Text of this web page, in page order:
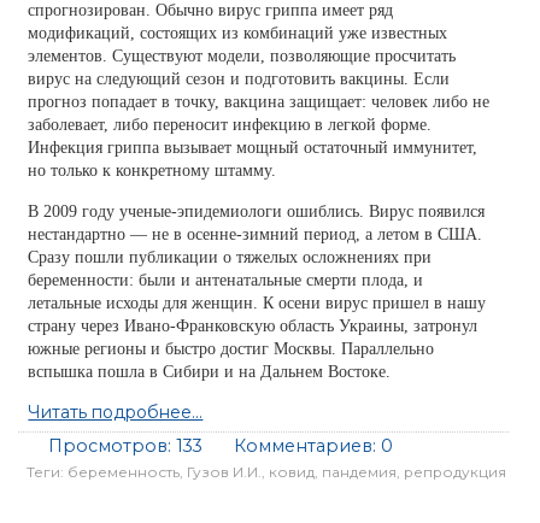
спрогнозирован. Обычно вирус гриппа имеет ряд
модификаций, состоящих из комбинаций уже известных
элементов. Существуют модели, позволяющие просчитать
вирус на следующий сезон и подготовить вакцины. Если
прогноз попадает в точку, вакцина защищает: человек либо не
заболевает, либо переносит инфекцию в легкой форме.
Инфекция гриппа вызывает мощный остаточный иммунитет,
но только к конкретному штамму.
В 2009 году ученые-эпидемиологи ошиблись. Вирус появился
нестандартно — не в осенне-зимний период, а летом в США.
Сразу пошли публикации о тяжелых осложнениях при
беременности: были и антенатальные смерти плода, и
летальные исходы для женщин. К осени вирус пришел в нашу
страну через Ивано-Франковскую область Украины, затронул
южные регионы и быстро достиг Москвы. Параллельно
вспышка пошла в Сибири и на Дальнем Востоке.
Читать подробнее...
Просмотров: 133 Комментариев: 0
Теги: беременность, Гузов И.И., ковид, пандемия, репродукция